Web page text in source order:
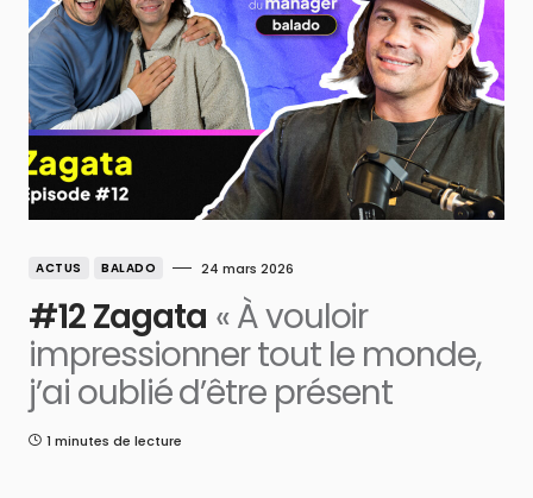
ACTUS BALADO 24 mars 2026
#12 Zagata « À vouloir
impressionner tout le monde,
j’ai oublié d’être présent
1 minutes de lecture